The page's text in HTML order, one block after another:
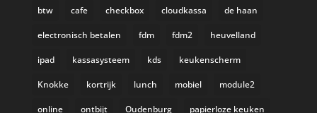
btw cafe checkbox cloudkassa de haan
electronisch betalen fdm fdm2 heuvelland
ipad kassasysteem kds keukenscherm
Knokke kortrijk lunch mobiel module2
online ontbijt Oudenburg papierloze keuken